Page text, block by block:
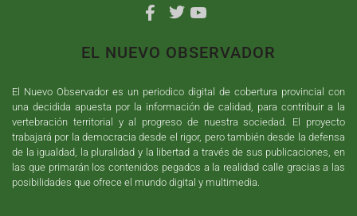
EL NUEVO OBSERVADOR
El Nuevo Observador es un periodico digital de cobertura provincial con
una decidida apuesta por la información de calidad, para contribuir a la
vertebración territorial y al progreso de nuestra sociedad. El proyecto
trabajará por la democracia desde el rigor, pero también desde la defensa
de la igualdad, la pluralidad y la libertad a través de sus publicaciones, en
las que primarán los contenidos pegados a la realidad calle gracias a las
posibilidades que ofrece el mundo digital y multimedia.